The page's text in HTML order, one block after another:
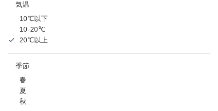
気温
10℃以下
10-20℃
20℃以上
季節
春
夏
秋